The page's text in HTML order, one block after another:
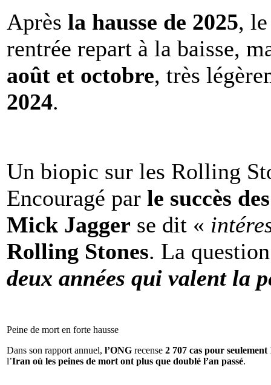
Après la hausse de 2025,
rentrée repart à la baisse,
août et octobre, très
2024.
Un biopic sur les Rolling
Encouragé par le succès
Mick Jagger se dit «
Rolling Stones. La
deux années qui valent la
Peine de mort en forte hausse
Dans son rapport annuel, l’ONG recense 2 707 cas pour seulement
l’Iran où les peines de mort ont plus que doublé l’an passé.